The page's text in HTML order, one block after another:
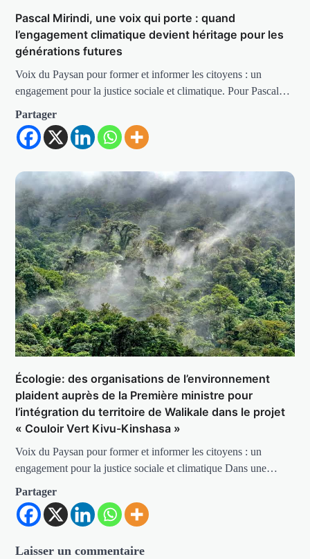
Pascal Mirindi, une voix qui porte : quand
l’engagement climatique devient héritage pour les
générations futures
Voix du Paysan pour former et informer les citoyens : un
engagement pour la justice sociale et climatique. Pour Pascal…
Partager
Écologie: des organisations de l’environnement
plaident auprès de la Première ministre pour
l’intégration du territoire de Walikale dans le projet
« Couloir Vert Kivu-Kinshasa »
Voix du Paysan pour former et informer les citoyens : un
engagement pour la justice sociale et climatique Dans une…
Partager
Laisser un commentaire